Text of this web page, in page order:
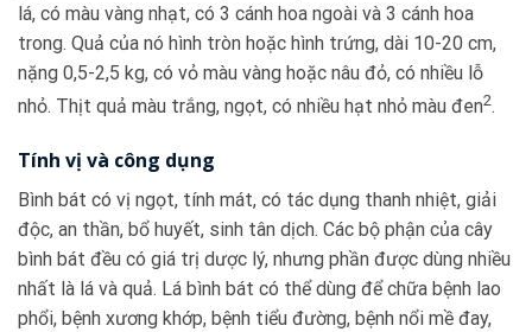
lá, có màu vàng nhạt, có 3 cánh hoa ngoài và 3 cánh hoa
trong. Quả của nó hình tròn hoặc hình trứng, dài 10-20 cm,
nặng 0,5-2,5 kg, có vỏ màu vàng hoặc nâu đỏ, có nhiều lỗ
nhỏ. Thịt quả màu trắng, ngọt, có nhiều hạt nhỏ màu đen2.
Tính vị và công dụng
Bình bát có vị ngọt, tính mát, có tác dụng thanh nhiệt, giải
độc, an thần, bổ huyết, sinh tân dịch. Các bộ phận của cây
bình bát đều có giá trị dược lý, nhưng phần được dùng nhiều
nhất là lá và quả. Lá bình bát có thể dùng để chữa bệnh lao
phổi, bệnh xương khớp, bệnh tiểu đường, bệnh nổi mề đay,